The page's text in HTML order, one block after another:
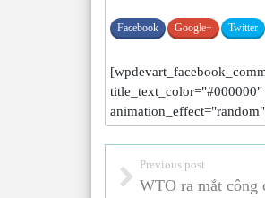
Facebook Google+ Twitter
Previous post